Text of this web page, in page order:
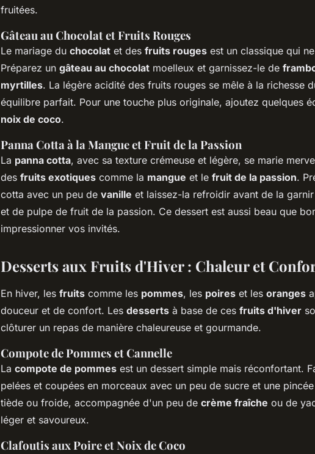
fruitées.
Gâteau au Chocolat et Fruits Rouges
Le mariage du chocolat et des fruits rouges est un classique qui
Préparez un gâteau au chocolat moelleux et garnissez-le de
myrtilles. La légère acidité des fruits rouges se mêle à la richesse
équilibre parfait. Pour une touche plus originale, ajoutez quelques
noix de coco.
Panna Cotta à la Mangue et Fruit de la Passion
La panna cotta, avec sa texture crémeuse et légère, se marie
des fruits exotiques comme la mangue et le fruit de la passion.
cotta avec un peu de vanille et laissez-la refroidir avant de la
et de pulpe de fruit de la passion. Ce dessert est aussi beau que
impressionner vos invités.
Desserts aux Fruits d'Hiver : Chaleur et
En hiver, les fruits comme les pommes, les poires et les oranges
douceur et de confort. Les desserts à base de ces fruits d'hiver
clôturer un repas de manière chaleureuse et gourmande.
Compote de Pommes et Cannelle
La compote de pommes est un dessert simple mais réconfortant.
pelées et coupées en morceaux avec un peu de sucre et une
tiède ou froide, accompagnée d'un peu de crème fraîche ou de
léger et savoureux.
Clafoutis aux Poire et Noix de Coco